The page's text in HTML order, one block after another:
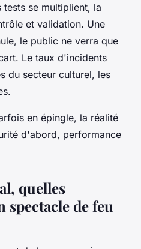
se multiplient, la
et validation. Une
le public ne verra que
Le taux d'incidents
du secteur culturel, les
en épingle, la réalité
d'abord, performance
quelles
spectacle de feu